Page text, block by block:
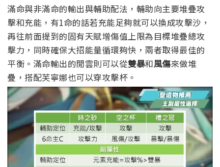
滿命與非滿命的輸出與輔助配法，輔助向主要堆疊攻
擊和充能，有1命的話若充能足夠就可以換成攻擊沙，
再往前面提到的固有天賦增傷值上限為目標堆疊總攻
擊力，同時確保大招能量循環夠快，兩者取得最佳的
平衡。滿命輸出的閒雲則可以從雙暴和風傷來做堆
疊，搭配芙寧娜也可以穿攻擊杯。